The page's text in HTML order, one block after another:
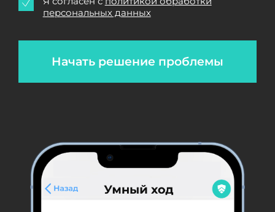
Начать решение проблемы
персональных данных